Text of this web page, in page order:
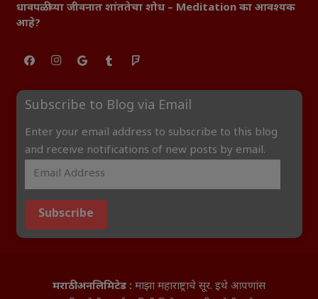
धावपळीच्या जीवनात शांततेचा शोध – Meditation का आवश्यक
आहे?
Subscribe to Blog via Email
Enter your email address to subscribe to this blog
and receive notifications of new posts by email.
Email
Subscribe
मराठी अनलिमिटेड : माझा महाराष्ट्राचे सूर. इथे आपणांस